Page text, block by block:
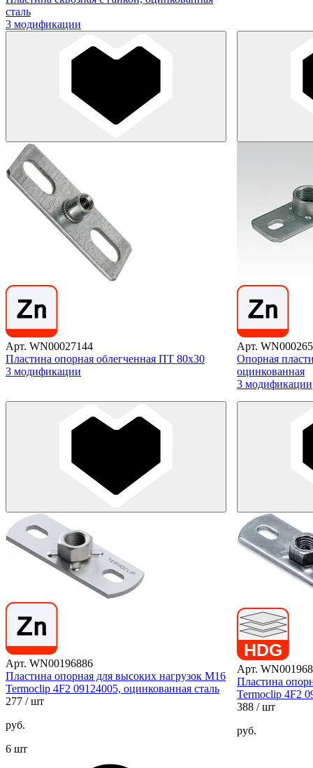
сталь
3 модификации
Арт. WN00027144
Пластина опорная облегченная ПТ 80х30
3 модификации
Арт.
Опорная
оцинкованная
3 модификации
Арт. WN00196886
Пластина опорная для высоких нагрузок M16
Termoclip 4F2 09124005, оцинкованная сталь
277 / шт
руб.
6 шт
Арт.
Пластина
Termoclip 4F2
388 / шт
руб.